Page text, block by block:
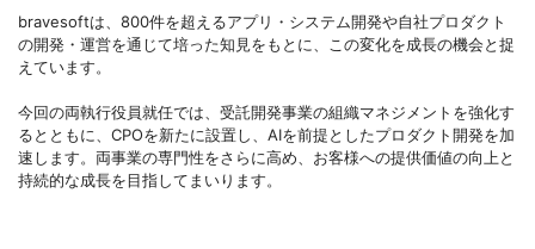
bravesoftは、800件を超えるアプリ・システム開発や自社プロダクト
の開発・運営を通じて培った知見をもとに、この変化を成長の機会と捉
えています。
今回の両執行役員就任では、受託開発事業の組織マネジメントを強化す
るとともに、CPOを新たに設置し、AIを前提としたプロダクト開発を加
速します。両事業の専門性をさらに高め、お客様への提供価値の向上と
持続的な成長を目指してまいります。